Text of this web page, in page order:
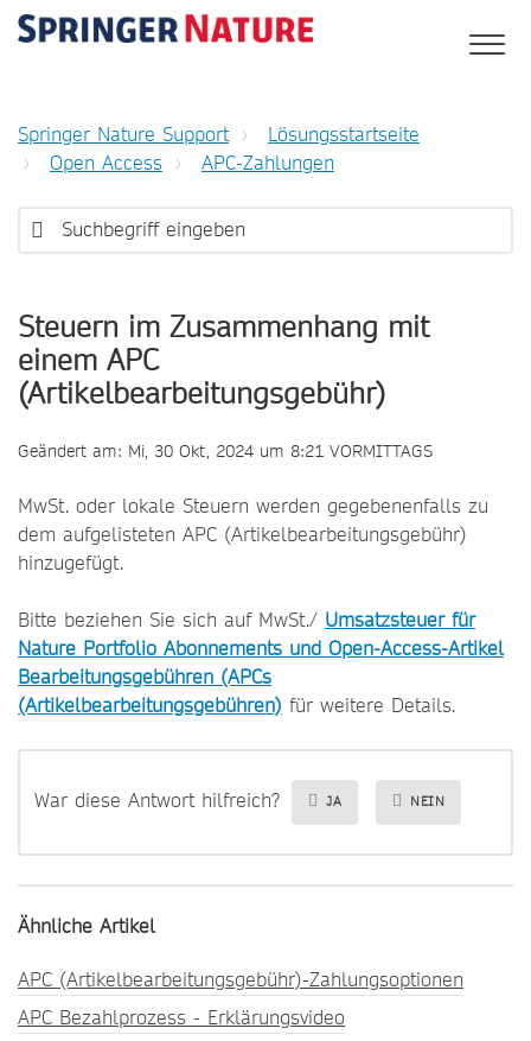
Springer Nature Support
Lösungsstartseite
Open Access
APC-Zahlungen
Steuern im Zusammenhang mit
einem APC
(Artikelbearbeitungsgebühr)
Geändert am: Mi, 30 Okt, 2024 um 8:21 VORMITTAGS
MwSt. oder lokale Steuern werden gegebenenfalls zu
dem aufgelisteten APC (Artikelbearbeitungsgebühr)
hinzugefügt.
Bitte beziehen Sie sich auf MwSt./ Umsatzsteuer für
Nature Portfolio Abonnements und Open-Access-Artikel
Bearbeitungsgebühren (APCs
(Artikelbearbeitungsgebühren) für weitere Details.
War diese Antwort hilfreich? JA NEIN
Ähnliche Artikel
APC (Artikelbearbeitungsgebühr)-Zahlungsoptionen
APC Bezahlprozess - Erklärungsvideo